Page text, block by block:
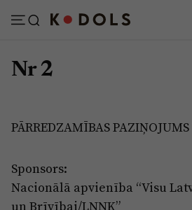
Politika
Pašvaldības
Nr 2
PĀRREDZAMĪBAS
Sponsors:
Nacionālā apvienība “Visu
un Brīvībai/LNNK”